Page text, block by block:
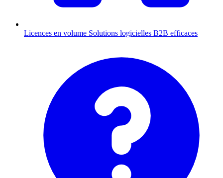
Licences en volume Solutions logicielles B2B efficaces